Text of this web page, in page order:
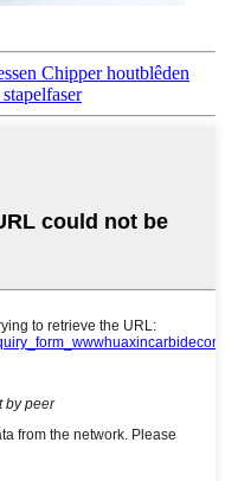
Chipper houtblêden